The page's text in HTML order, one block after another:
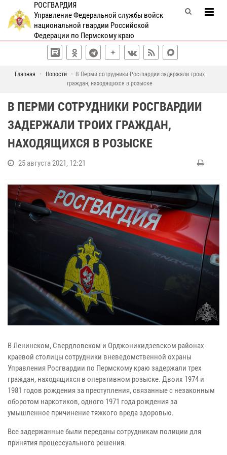
РОСГВАРДИЯ
Управление Федеральной службы войск
национальной гвардии Российской
Федерации по Пермскому краю
Главная Новости
В Перми сотрудники Росгвардии задержали троих
граждан, находящихся в розыске
В ПЕРМИ СОТРУДНИКИ РОСГВАРДИИ
ЗАДЕРЖАЛИ ТРОИХ ГРАЖДАН,
НАХОДЯЩИХСЯ В РОЗЫСКЕ
25 августа 2021, 12:21
В Ленинском, Свердловском и Орджоникидзевском районах
краевой столицы сотрудники вневедомственной охраны
Управления Росгвардии по Пермскому краю задержали трех
граждан, находящихся в оперативном розыске. Двоих 1974 и
1981 годов рождения за преступления, связанные с незаконным
оборотом наркотиков, одного 1971 года рождения за
умышленное причинение тяжкого вреда здоровью.
Все задержанные были переданы сотрудникам полиции для
принятия процессуального решения.